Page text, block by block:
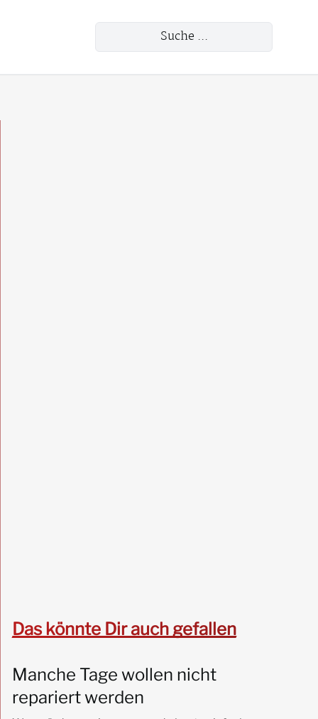
Das könnte Dir auch gefallen
Manche Tage wollen nicht
repariert werden